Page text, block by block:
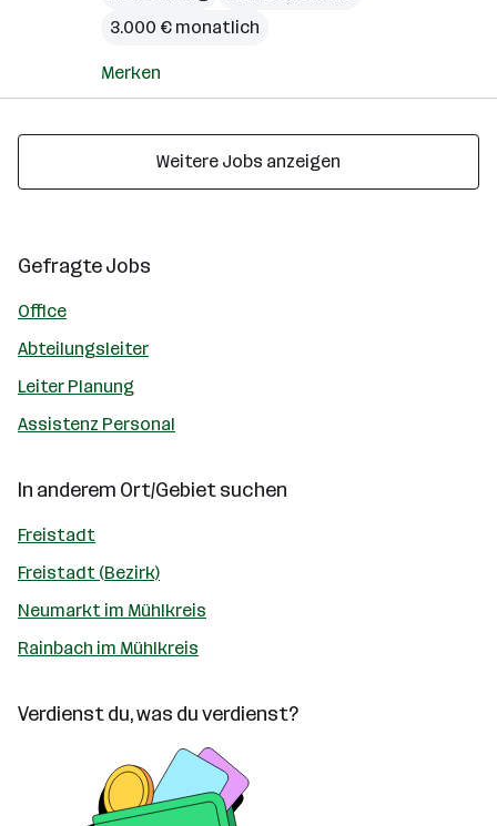
3.000 € monatlich
Merken
Weitere Jobs anzeigen
Gefragte Jobs
Office
Abteilungsleiter
Leiter Planung
Assistenz Personal
In anderem Ort/Gebiet suchen
Freistadt
Freistadt (Bezirk)
Neumarkt im Mühlkreis
Rainbach im Mühlkreis
Verdienst du, was du verdienst?